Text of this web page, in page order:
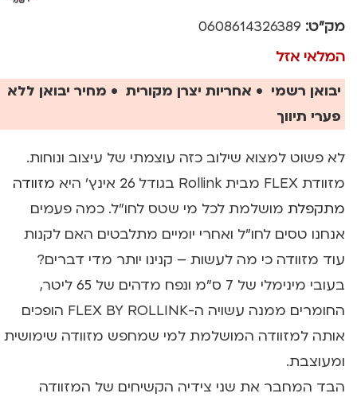
מק"ט: 0608614326389
המלאי אזל
יבואן רשמי • אחריות יצרן מקורית • מחיר יבואן ללא
פערי תיווך
לא פשוט למצוא שילוב כזה עוצמתי של עיצוב ונוחות.
מזוודת FLEX מבית Rollink בגודל 26 אינץ' היא
מזוודה
מתקפלת מושלמת לכל מי שטס לחו"ל. כמה פעמים
אנחנו טסים לחו"ל ואחרי יומיים מתלבטים האם לקנות
עוד מזוודה כי מה לעשות – קנינו יותר מדי דברים?
בעובי מינימלי של 7 ס"מ ונפח מדהים של 65 ליטר,
החומרים ממנה עשויה ה-FLEX BY ROLLINK הופכים
אותה למזוודה המושלמת למי שמחפש מזוודה שימושית
ומעוצבת.
הבד המחבר את שני צידיה הקשיחים של המזוודה